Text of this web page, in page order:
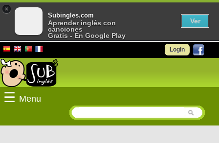
Login
☰ Menu
×
Subingles.com
Aprender inglés con
canciones
Gratis - En Google Play
Ver